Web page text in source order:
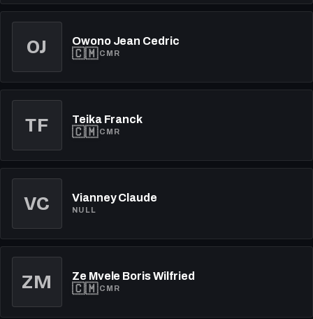
OJ Owono Jean Cedric
🇨🇲CMR
TF Teika Franck
🇨🇲CMR
VC Vianney Claude
NULL
ZM Ze Mvele Boris Wilfried
🇨🇲CMR